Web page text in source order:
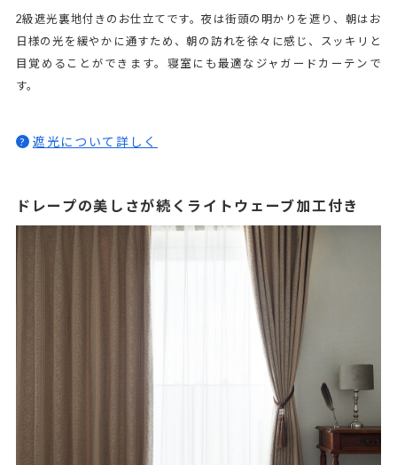
2級遮光裏地付きのお仕立てです。夜は街頭の明かりを遮り、朝はお
日様の光を緩やかに通すため、朝の訪れを徐々に感じ、スッキリと
目覚めることができます。寝室にも最適なジャガードカーテンで
す。
? 遮光について詳しく
ドレープの美しさが続くライトウェーブ加工付き